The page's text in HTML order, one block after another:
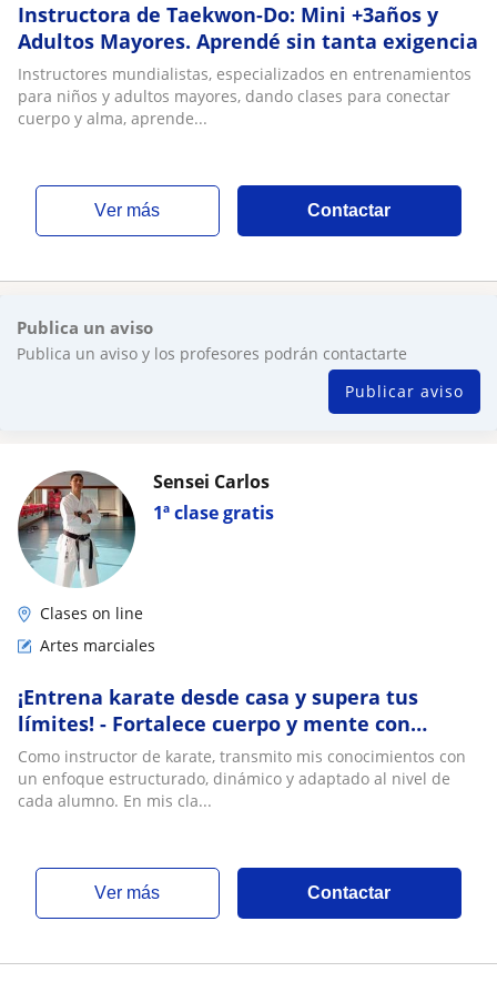
Instructora de Taekwon-Do: Mini +3años y
Adultos Mayores. Aprendé sin tanta exigencia
Instructores mundialistas, especializados en entrenamientos
para niños y adultos mayores, dando clases para conectar
cuerpo y alma, aprende...
ver más Contactar
Publica un aviso
Publica un aviso y los profesores podrán contactarte
Publicar aviso
1ª clase gratis
Sensei Carlos
Clases on line
Artes marciales
¡Entrena karate desde casa y supera tus
límites! - Fortalece cuerpo y mente con
nuestras clases de karate online
Como instructor de karate, transmito mis conocimientos con
un enfoque estructurado, dinámico y adaptado al nivel de
cada alumno. En mis cla...
ver más Contactar